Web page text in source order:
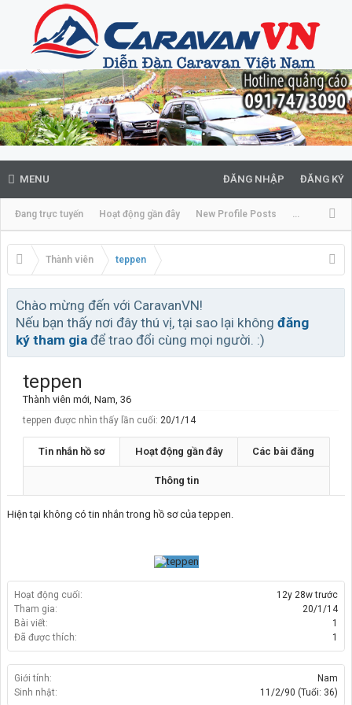
MENU
Đang trực tuyến Hoạt động gần đây New Profile Posts ...
ĐĂNG NHẬP ĐĂNG KÝ
Thành viên teppen
Chào mừng đến với CaravanVN!
Nếu bạn thấy nơi đây thú vị, tại sao lại không đăng
ký tham gia để trao đổi cùng mọi người. :)
Hoạt động cuối:
12y 28w trước
Tham gia:
20/1/14
Bài viết:
1
Đã được thích:
1
Giới tính:
Nam
Sinh nhật:
11/2/90 (Tuổi: 36)
teppen
Thành viên mới , Nam, 36
teppen được nhìn thấy lần cuối: 20/1/14
Tin nhắn hồ sơ Hoạt động gần đây Các bài đăng
Thông tin
Hiện tại không có tin nhắn trong hồ sơ của teppen.